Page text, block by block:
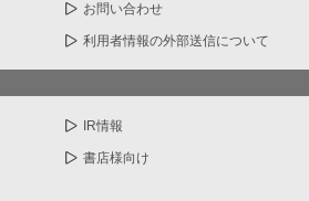
お問い合わせ
利用者情報の外部送信について
IR情報
書店様向け